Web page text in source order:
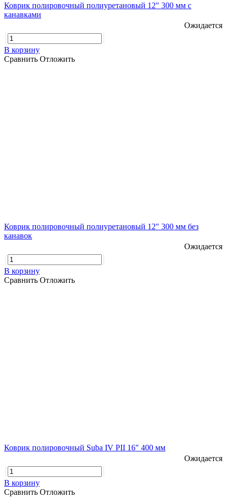
Коврик полировочный полиуретановый 12" 300 мм с
канавками
Ожидается
В корзину
Сравнить Отложить
Коврик полировочный полиуретановый 12" 300 мм без
канавок
Ожидается
В корзину
Сравнить Отложить
Коврик полировочный Suba IV PII 16" 400 мм
Ожидается
В корзину
Сравнить Отложить